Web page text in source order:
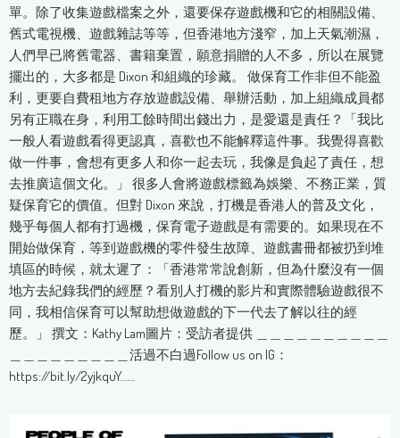
單。除了收集遊戲檔案之外，還要保存遊戲機和它的相關設備、
舊式電視機、遊戲雜誌等等，但香港地方淺窄，加上天氣潮濕，
人們早已將舊電器、書籍棄置，願意捐贈的人不多，所以在展覽
擺出的，大多都是 Dixon 和組織的珍藏。 做保育工作非但不能盈
利，更要自費租地方存放遊戲設備、舉辦活動，加上組織成員都
另有正職在身，利用工餘時間出錢出力，是愛還是責任？「我比
一般人看遊戲看得更認真，喜歡也不能解釋這件事。我覺得喜歡
做一件事，會想有更多人和你一起去玩，我像是負起了責任，想
去推廣這個文化。」 很多人會將遊戲標籤為娛樂、不務正業，質
疑保育它的價值。但對 Dixon 來說，打機是香港人的普及文化，
幾乎每個人都有打過機，保育電子遊戲是有需要的。如果現在不
開始做保育，等到遊戲機的零件發生故障、遊戲書冊都被扔到堆
填區的時候，就太遲了：「香港常常說創新，但為什麼沒有一個
地方去紀錄我們的經歷？看別人打機的影片和實際體驗遊戲很不
同，我相信保育可以幫助想做遊戲的下一代去了解以往的經
歷。」 撰文：Kathy Lam圖片：受訪者提供 ＿＿＿＿＿＿＿＿＿＿
＿＿＿＿＿＿＿＿＿活過不白過Follow us on IG：
https://bit.ly/2yjkquY……